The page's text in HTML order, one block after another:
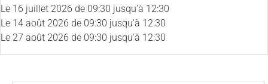
Le 16 juillet 2026 de 09:30 jusqu'à 12:30
Le 14 août 2026 de 09:30 jusqu'à 12:30
Le 27 août 2026 de 09:30 jusqu'à 12:30